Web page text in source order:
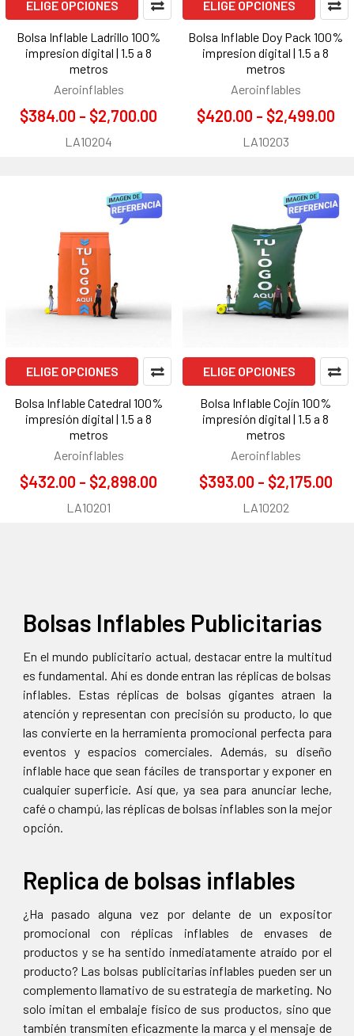
ELIGE OPCIONES
Bolsa Inflable Ladrillo 100%
impresion digital | 1.5 a 8
metros
Aeroinflables
$384.00 - $2,700.00
LA10204
ELIGE OPCIONES
Bolsa Inflable Doy Pack 100%
impresion digital | 1.5 a 8
metros
Aeroinflables
$420.00 - $2,499.00
LA10203
ELIGE OPCIONES
Bolsa Inflable Catedral 100%
impresión digital | 1.5 a 8
metros
Aeroinflables
$432.00 - $2,898.00
LA10201
ELIGE OPCIONES
Bolsa Inflable Cojín 100%
impresión digital | 1.5 a 8
metros
Aeroinflables
$393.00 - $2,175.00
LA10202
Bolsas Inflables Publicitarias
En el mundo publicitario actual, destacar entre la multitud
es fundamental. Ahí es donde entran las réplicas de bolsas
inflables. Estas réplicas de bolsas gigantes atraen la
atención y representan con precisión su producto, lo que
las convierte en la herramienta promocional perfecta para
eventos y espacios comerciales. Además, su diseño
inflable hace que sean fáciles de transportar y exponer en
cualquier superficie. Así que, ya sea para anunciar leche,
café o champú, las réplicas de bolsas inflables son la mejor
opción.
Replica de bolsas inflables
¿Ha pasado alguna vez por delante de un expositor
promocional con réplicas inflables de envases de
productos y se ha sentido inmediatamente atraído por el
producto? Las bolsas publicitarias inflables pueden ser un
complemento llamativo de su estrategia de marketing. No
solo imitan el embalaje físico de sus productos, sino que
también transmiten eficazmente la marca y el mensaje de